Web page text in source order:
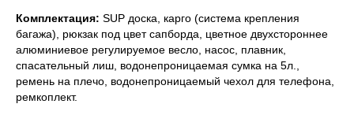
Комплектация: SUP доска, карго (система крепления
багажа), рюкзак под цвет сапборда, цветное двухстороннее
алюминиевое регулируемое весло, насос, плавник,
спасательный лиш, водонепроницаемая сумка на 5л.,
ремень на плечо, водонепроницаемый чехол для телефона,
ремкоплект.